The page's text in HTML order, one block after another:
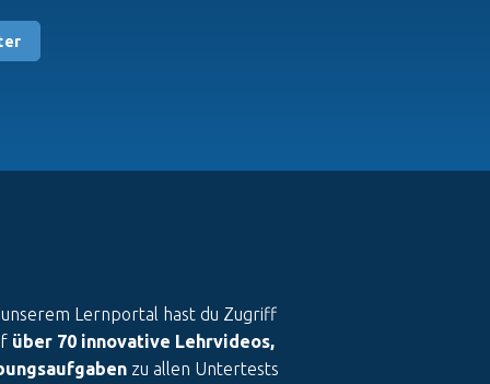
unserem Lernportal hast du Zugriff
über 70 innovative Lehrvideos,
zu allen Untertests